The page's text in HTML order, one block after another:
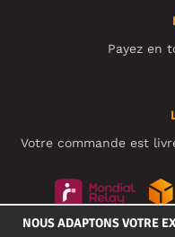
Payez en
Votre commande est
NOUS ADAPTONS VOTRE